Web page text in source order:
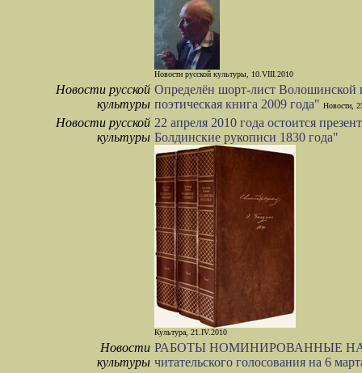
Новости русской культуры, 10.VIII.2010
Новости русской
культуры
Определён шорт-лист
поэтическая книга 2009 года" Новости,
Новости русской
культуры
22 апреля 2010 года остоится
Болдинские рукописи 1830 года"
Культура, 21.IV.2010
Новости
культуры
РАБОТЫ НОМИНИРОВАННЫЕ НА
читательского голосования на 6